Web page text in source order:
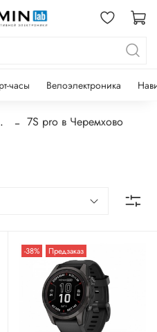
часы Велоэлектроника
7S pro в Черемхово
-38% Предзаказ